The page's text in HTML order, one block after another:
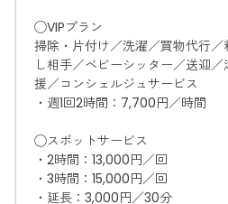
◯VIPプラン
掃除・片付け／洗濯／買物代行
し相手／ベビーシッター／送迎
援／コンシェルジュサービス
・週1回2時間：7,700円／時間
◯スポットサービス
・2時間：13,000円／回
・3時間：15,000円／回
・延長：3,000円／30分